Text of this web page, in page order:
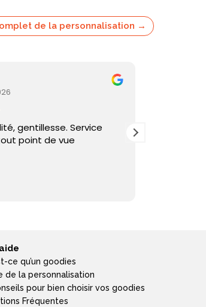
de la personnalisation →
gentillesse. Service
point de vue
ce qu’un goodies
de la personnalisation
pour bien choisir vos goodies
Fréquentes